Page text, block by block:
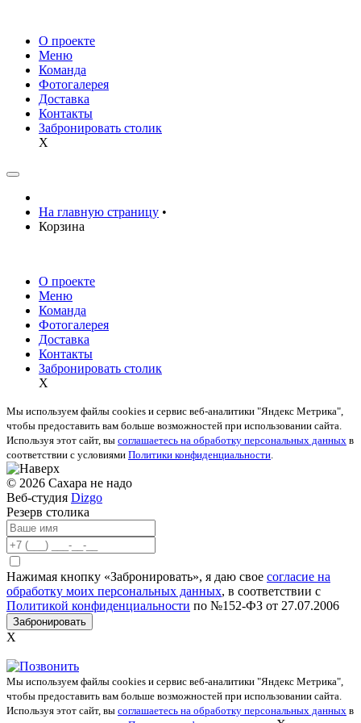
О проекте
Меню
Команда
Фотогалерея
Доставка
Контакты
Забронировать столик
X
На главную страницу •
Корзина
О проекте
Меню
Команда
Фотогалерея
Доставка
Контакты
Забронировать столик
X
Мы используем файлы cookies и сервис веб-аналитики "Яндекс Метрика",
чтобы предоставить вам больше возможностей при использовании сайта.
Используя этот сайт, вы соглашаетесь на обработку персональных данных в
соответствии с условиями Политики конфиденциальности.
© 2026 Сахара не надо
Веб-студия Dizgo
Резерв столика
Нажимая кнопку «Забронировать», я даю свое согласие на
обработку моих персональных данных, в соответствии с
Политикой конфиденциальности по №152-ФЗ от 27.07.2006
Забронировать
X
Мы используем файлы cookies и сервис веб-аналитики "Яндекс Метрика",
чтобы предоставить вам больше возможностей при использовании сайта.
Используя этот сайт, вы соглашаетесь на обработку персональных данных в